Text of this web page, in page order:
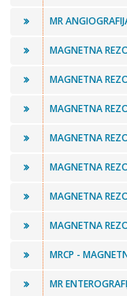
MR
MAGNETNA
MAGNETNA
MAGNETNA
MAGNETNA
MAGNETNA
MAGNETNA
MAGNETNA
MRCP -
MR